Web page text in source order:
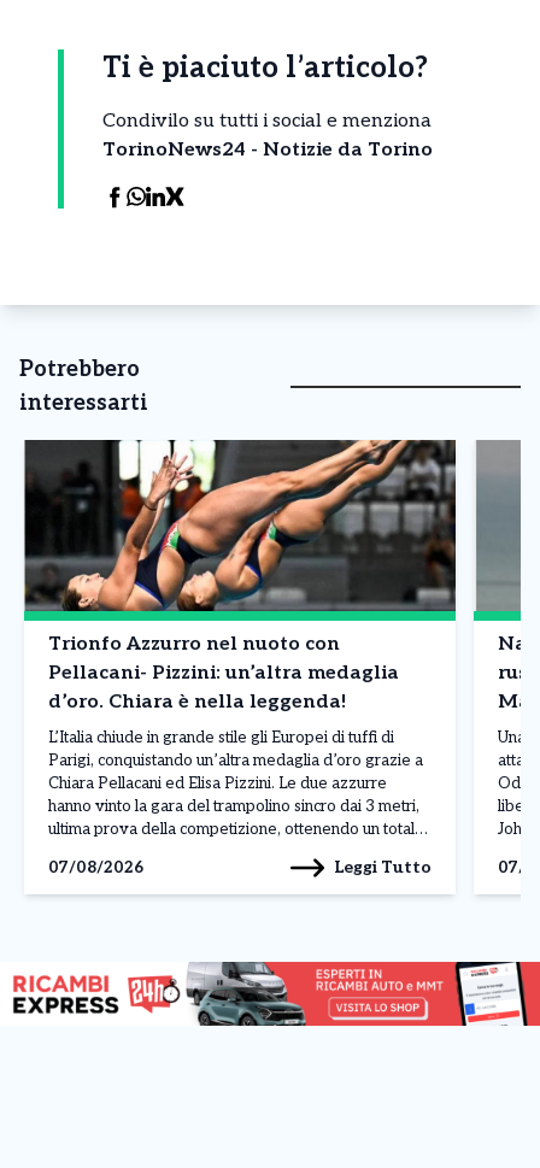
Ti è piaciuto l’articolo?
Condivilo su tutti i social e menziona
TorinoNews24 - Notizie da Torino
Potrebbero
interessarti
Trionfo Azzurro nel nuoto con
Pellacani- Pizzini: un’altra medaglia
d’oro. Chiara è nella leggenda!
L’Italia chiude in grande stile gli Europei di tuffi di
Parigi, conquistando un’altra medaglia d’oro grazie a
Chiara Pellacani ed Elisa Pizzini. Le due azzurre
hanno vinto la gara del trampolino sincro dai 3 metri,
ultima prova della competizione, ottenendo un totale
ucraine Ksenila Bochek […]
07/08/2026 Leggi Tutto
Una
07/